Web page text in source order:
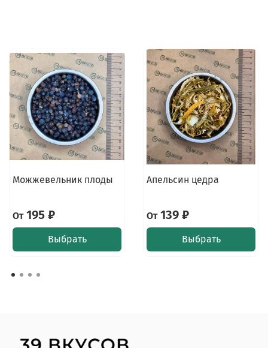
Можжевельник плоды
От195 ₽
Выбрать
Апельсин цедра
От139 ₽
Выбрать